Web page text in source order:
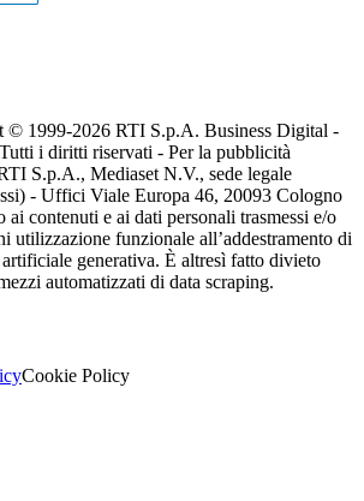
© 1999-2026 RTI S.p.A. Business Digital -
i diritti riservati - Per la pubblicità
S.p.A., Mediaset N.V., sede legale
- Uffici Viale Europa 46, 20093 Cologno
ai contenuti e ai dati personali trasmessi e/o
utilizzazione funzionale all’addestramento di
generativa. È altresì fatto divieto
automatizzati di data scraping.
Cookie Policy